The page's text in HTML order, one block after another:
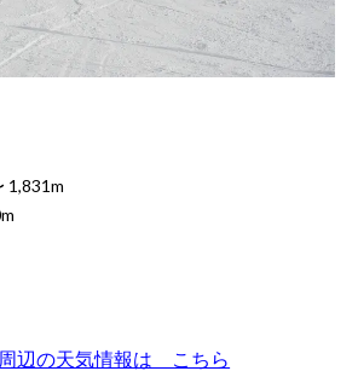
1,831m
m
辺の天気情報は こちら